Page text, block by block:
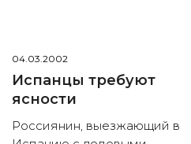
04.03.2002
Испанцы требуют
ясности
Россиянин, выезжающий в